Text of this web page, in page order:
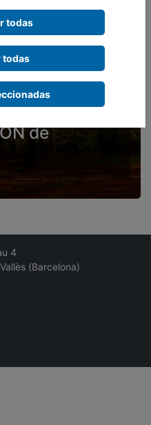
LA ÁREA DE
de
4
(Barcelona)
todas
todas